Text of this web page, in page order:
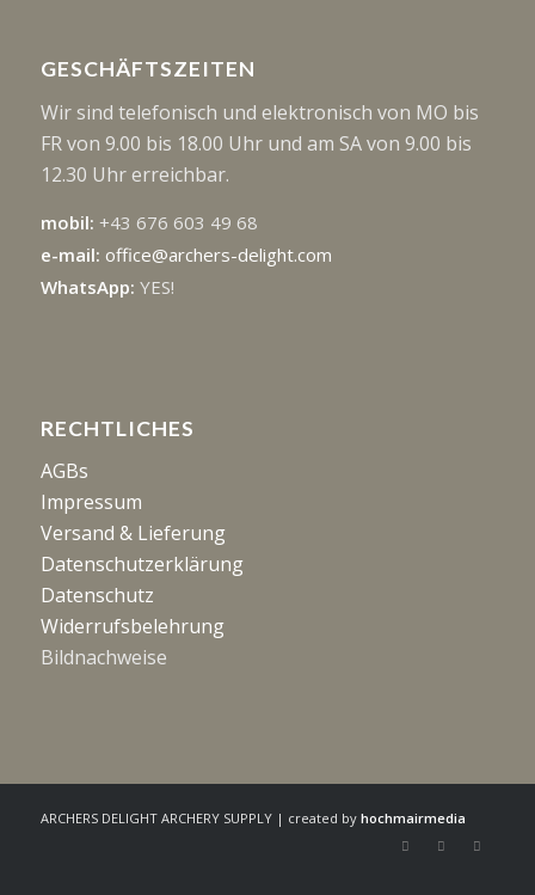
GESCHÄFTSZEITEN
Wir sind telefonisch und elektronisch von MO bis
FR von 9.00 bis 18.00 Uhr und am SA von 9.00 bis
12.30 Uhr erreichbar.
mobil: +43 676 603 49 68
e-mail: office@archers-delight.com
WhatsApp: YES!
RECHTLICHES
AGBs
Impressum
Versand & Lieferung
Datenschutzerklärung
Datenschutz
Widerrufsbelehrung
Bildnachweise
ARCHERS DELIGHT ARCHERY SUPPLY | created by hochmairmedia